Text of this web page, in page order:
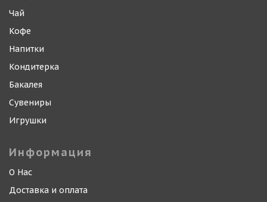
Чай
Кофе
Напитки
Кондитерка
Бакалея
Сувениры
Игрушки
Информация
О Нас
Доставка и оплата